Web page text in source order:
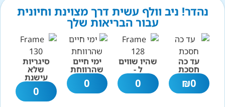
נהדר! ניב וולף עשית דרך מצוינת וחיונית
עבור הבריאות שלך
עד כה
חסכת
0
₪
שהיו שווים
ל -
0
ימי חיים
שהרווחת
0
סיגריות
שלא
עישנת
0